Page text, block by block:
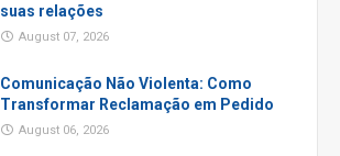
suas relações
August 07, 2026
Comunicação Não Violenta: Como
Transformar Reclamação em Pedido
August 06, 2026